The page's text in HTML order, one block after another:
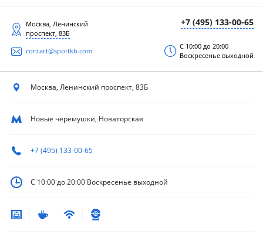
+7 (495) 133-00-65
Москва, Ленинский
проспект, 83Б
contact@sportkb.com
С 10:00 до 20:00
Воскресенье выходной
Москва, Ленинский проспект, 83Б
Новые черёмушки, Новаторская
+7 (495) 133-00-65
С 10:00 до 20:00 Воскресенье выходной